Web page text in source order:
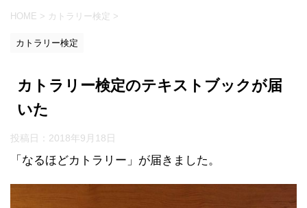
HOME > カトラリー検定 >
カトラリー検定
カトラリー検定のテキストブックが届
いた
投稿日： 2018年9月18日
「なるほどカトラリー」が届きました。